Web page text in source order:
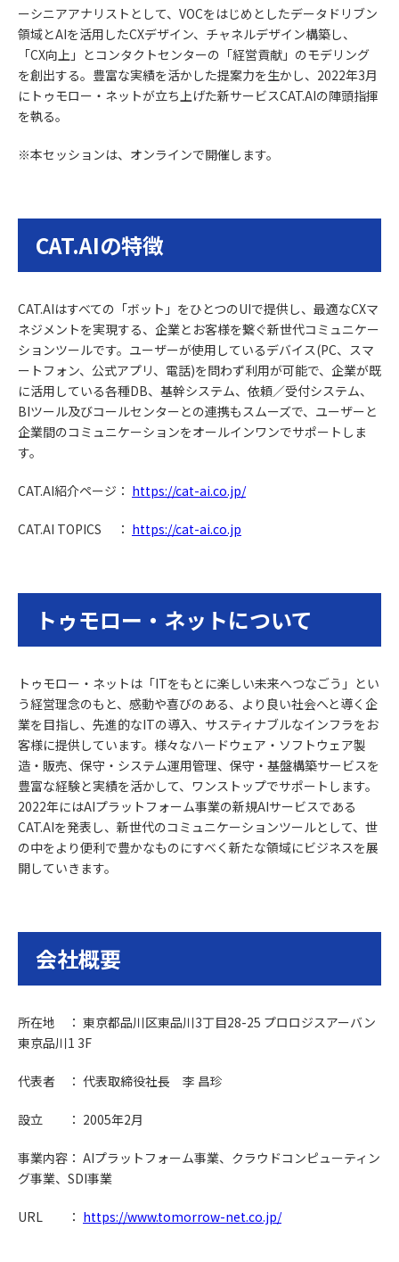
ーシニアアナリストとして、VOCをはじめとしたデータドリブン
領域とAIを活用したCXデザイン、チャネルデザイン構築し、
「CX向上」とコンタクトセンターの「経営貢献」のモデリング
を創出する。豊富な実績を活かした提案力を生かし、2022年3月
にトゥモロー・ネットが立ち上げた新サービスCAT.AIの陣頭指揮
を執る。
※本セッションは、オンラインで開催します。
CAT.AIの特徴
CAT.AIはすべての「ボット」をひとつのUIで提供し、最適なCXマ
ネジメントを実現する、企業とお客様を繋ぐ新世代コミュニケー
ションツールです。ユーザーが使用しているデバイス(PC、スマ
ートフォン、公式アプリ、電話)を問わず利用が可能で、企業が既
に活用している各種DB、基幹システム、依頼／受付システム、
BIツール及びコールセンターとの連携もスムーズで、ユーザーと
企業間のコミュニケーションをオールインワンでサポートしま
す。
CAT.AI紹介ページ： https://cat-ai.co.jp/
CAT.AI TOPICS ： https://cat-ai.co.jp
トゥモロー・ネットについて
トゥモロー・ネットは「ITをもとに楽しい未来へつなごう」とい
う経営理念のもと、感動や喜びのある、より良い社会へと導く企
業を目指し、先進的なITの導入、サスティナブルなインフラをお
客様に提供しています。様々なハードウェア・ソフトウェア製
造・販売、保守・システム運用管理、保守・基盤構築サービスを
豊富な経験と実績を活かして、ワンストップでサポートします。
2022年にはAIプラットフォーム事業の新規AIサービスである
CAT.AIを発表し、新世代のコミュニケーションツールとして、世
の中をより便利で豊かなものにすべく新たな領域にビジネスを展
開していきます。
会社概要
所在地 ： 東京都品川区東品川3丁目28-25 プロロジスアーバン
東京品川1 3F
代表者 ： 代表取締役社長 李 昌珍
設立 ： 2005年2月
事業内容： AIプラットフォーム事業、クラウドコンピューティン
グ事業、SDI事業
URL ： https://www.tomorrow-net.co.jp/